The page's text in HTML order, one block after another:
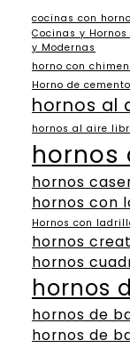
cocinas con
Cocinas y
y Modernas
horno con
Horno de
hornos al
hornos al aire
hornos
hornos
hornos con
Hornos con
hornos
hornos
hornos
hornos de
hornos de